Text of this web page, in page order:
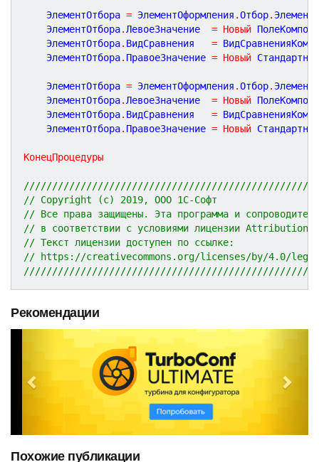
	ЭлементОтбора
= ЭлементОформления .Отбор. Элементы
	ЭлементОтбора
. ЛевоеЗначение = Новый
	ЭлементОтбора
. ВидСравнения =
	ЭлементОтбора
. ПравоеЗначение = Новый
	ЭлементОтбора
= ЭлементОформления .Отбор. Элементы
	ЭлементОтбора
. ЛевоеЗначение = Новый
	ЭлементОтбора
. ВидСравнения =
	ЭлементОтбора
. ПравоеЗначение = Новый
КонецПроцедуры
// Copyright (c) 2019, ООО 1С-Софт
// Все права защищены. Эта программа и
// в соответствии с условиями лицензии
// Текст лицензии доступен по ссылке:
// https://creativecommons.org/licenses/by/4.0/
Рекомендации
e
o
u
x
Похожие публикации